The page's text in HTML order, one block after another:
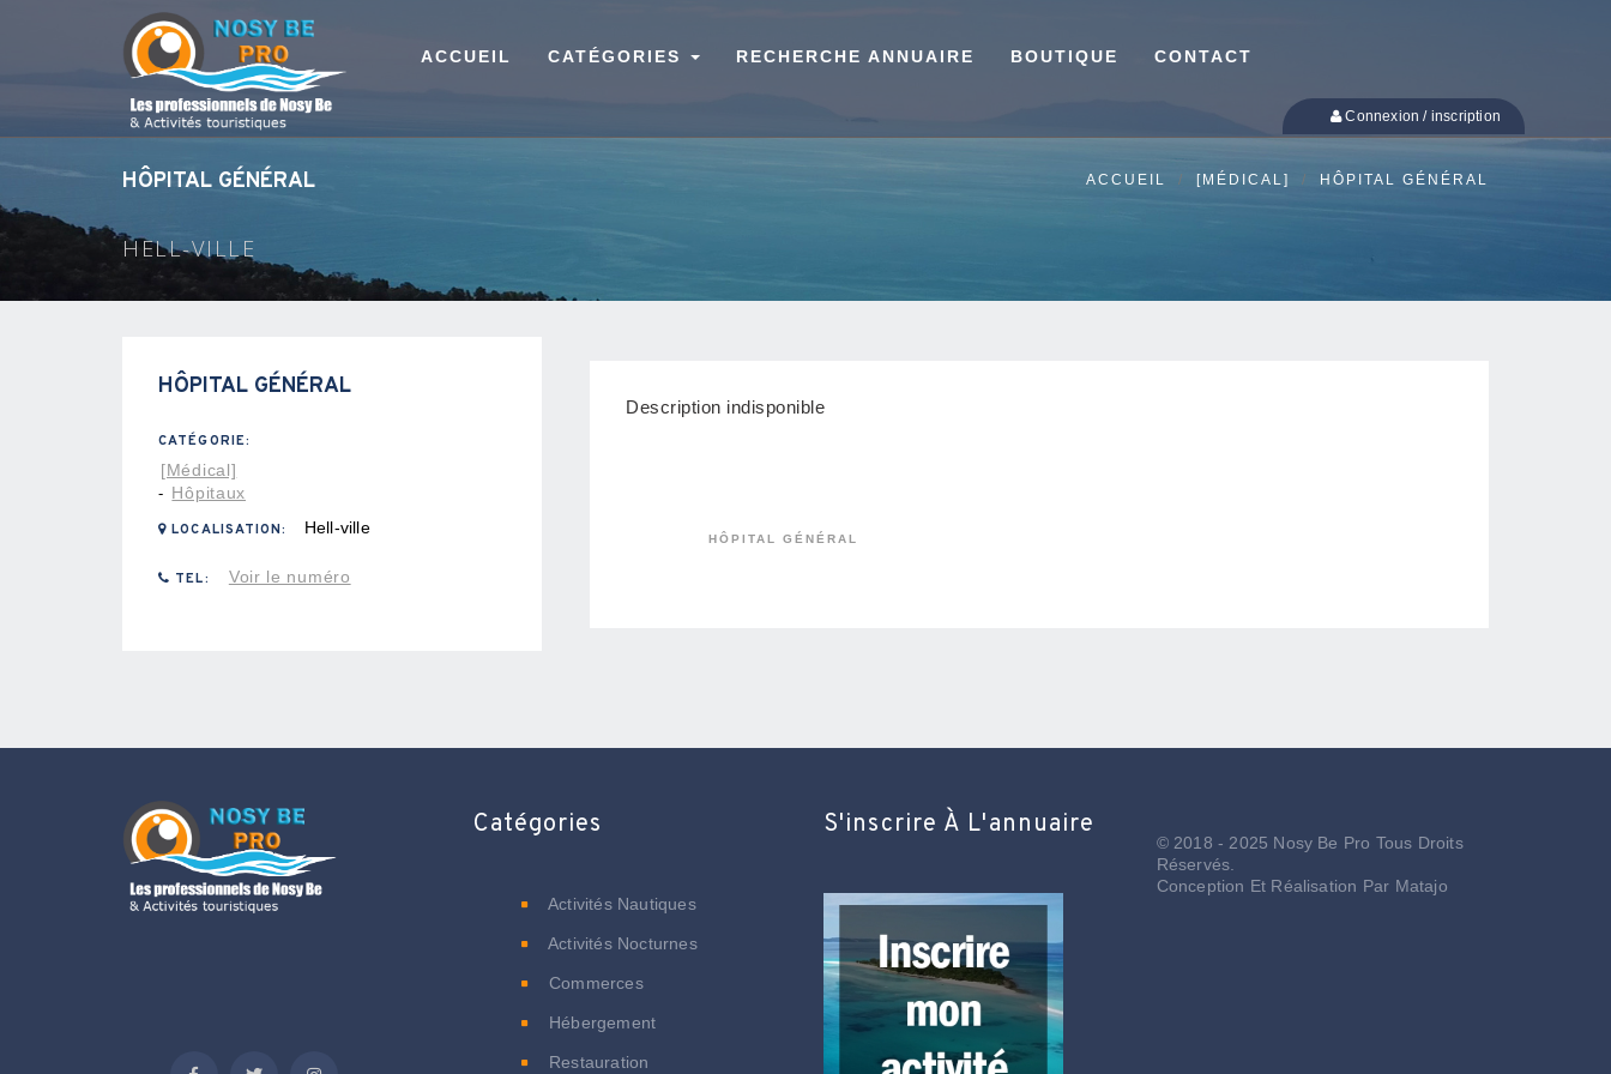
ACCUEIL CATÉGORIES RECHERCHE ANNUAIRE BOUTIQUE CONTACT
Connexion / inscription
HÔPITAL GÉNÉRAL
HELL-VILLE
ACCUEIL [MÉDICAL] HÔPITAL GÉNÉRAL
HÔPITAL GÉNÉRAL
CATÉGORIE:
[Médical]
- Hôpitaux
LOCALISATION: Hell-ville
TEL: Voir le numéro
Description indisponible
HÔPITAL GÉNÉRAL
Catégories
Activités Nautiques
Activités Nocturnes
Commerces
Hébergement
Restauration
S'inscrire À L'annuaire
© 2018 - 2025 Nosy Be Pro Tous Droits
Réservés.
Conception Et Réalisation Par Matajo